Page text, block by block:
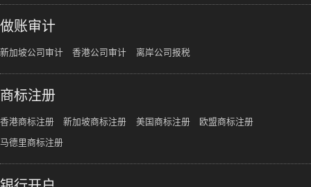
做账审计
新加坡公司审计 香港公司审计 离岸公司报税
商标注册
香港商标注册 新加坡商标注册 美国商标注册 欧盟商标注册
马德里商标注册